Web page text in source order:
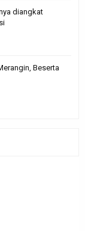
diangkat
Beserta